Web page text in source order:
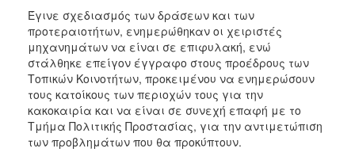
Έγινε σχεδιασμός των δράσεων και των
προτεραιοτήτων, ενημερώθηκαν οι χειριστές
μηχανημάτων να είναι σε επιφυλακή, ενώ
στάλθηκε επείγον έγγραφο στους προέδρους των
Τοπικών Κοινοτήτων, προκειμένου να ενημερώσουν
τους κατοίκους των περιοχών τους για την
κακοκαιρία και να είναι σε συνεχή επαφή με το
Τμήμα Πολιτικής Προστασίας, για την αντιμετώπιση
των προβλημάτων που θα προκύπτουν.